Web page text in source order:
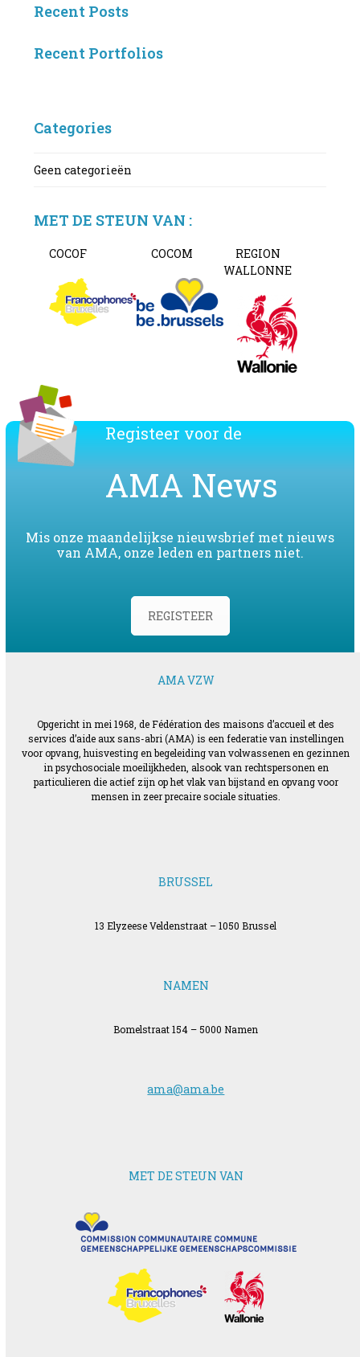
Recent Posts
Recent Portfolios
Categories
Geen categorieën
MET DE STEUN VAN :
COCOF COCOM
REGION
WALLONNE
Registeer voor de
AMA News
Mis onze maandelijkse nieuwsbrief met nieuws
van AMA, onze leden en partners niet.
REGISTEER
AMA VZW
Opgericht in mei 1968, de Fédération des maisons d’accueil et des
services d’aide aux sans-abri (AMA) is een federatie van instellingen
voor opvang, huisvesting en begeleiding van volwassenen en gezinnen
in psychosociale moeilijkheden, alsook van rechtspersonen en
particulieren die actief zijn op het vlak van bijstand en opvang voor
mensen in zeer precaire sociale situaties.
BRUSSEL
13 Elyzeese Veldenstraat – 1050 Brussel
NAMEN
Bomelstraat 154 – 5000 Namen
ama@ama.be
MET DE STEUN VAN